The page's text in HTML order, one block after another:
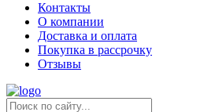
Контакты
О компании
Доставка и оплата
Покупка в рассрочку
Отзывы